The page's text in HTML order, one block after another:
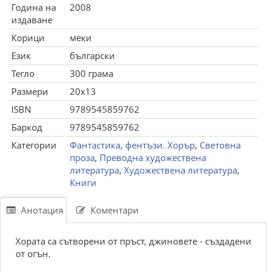
Година на
издаване
2008
Корици
меки
Език
български
Тегло
300 грама
Размери
20x13
ISBN
9789545859762
Баркод
9789545859762
Категории
Фантастика, фентъзи. Хорър, Световна
проза, Преводна художествена
литература, Художествена литература,
Книги
Анотация Коментари
Хората са сътворени от пръст, джиновете - създадени
от огън.